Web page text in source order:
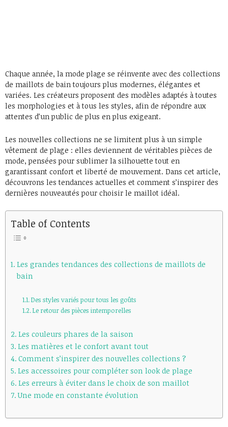
Chaque année, la mode plage se réinvente avec des collections
de maillots de bain toujours plus modernes, élégantes et
variées. Les créateurs proposent des modèles adaptés à toutes
les morphologies et à tous les styles, afin de répondre aux
attentes d’un public de plus en plus exigeant.
Les nouvelles collections ne se limitent plus à un simple
vêtement de plage : elles deviennent de véritables pièces de
mode, pensées pour sublimer la silhouette tout en
garantissant confort et liberté de mouvement. Dans cet article,
découvrons les tendances actuelles et comment s’inspirer des
dernières nouveautés pour choisir le maillot idéal.
Table of Contents
Les grandes tendances des collections de maillots de
bain
Des styles variés pour tous les goûts
Le retour des pièces intemporelles
Les couleurs phares de la saison
Les matières et le confort avant tout
Comment s’inspirer des nouvelles collections ?
Les accessoires pour compléter son look de plage
Les erreurs à éviter dans le choix de son maillot
Une mode en constante évolution